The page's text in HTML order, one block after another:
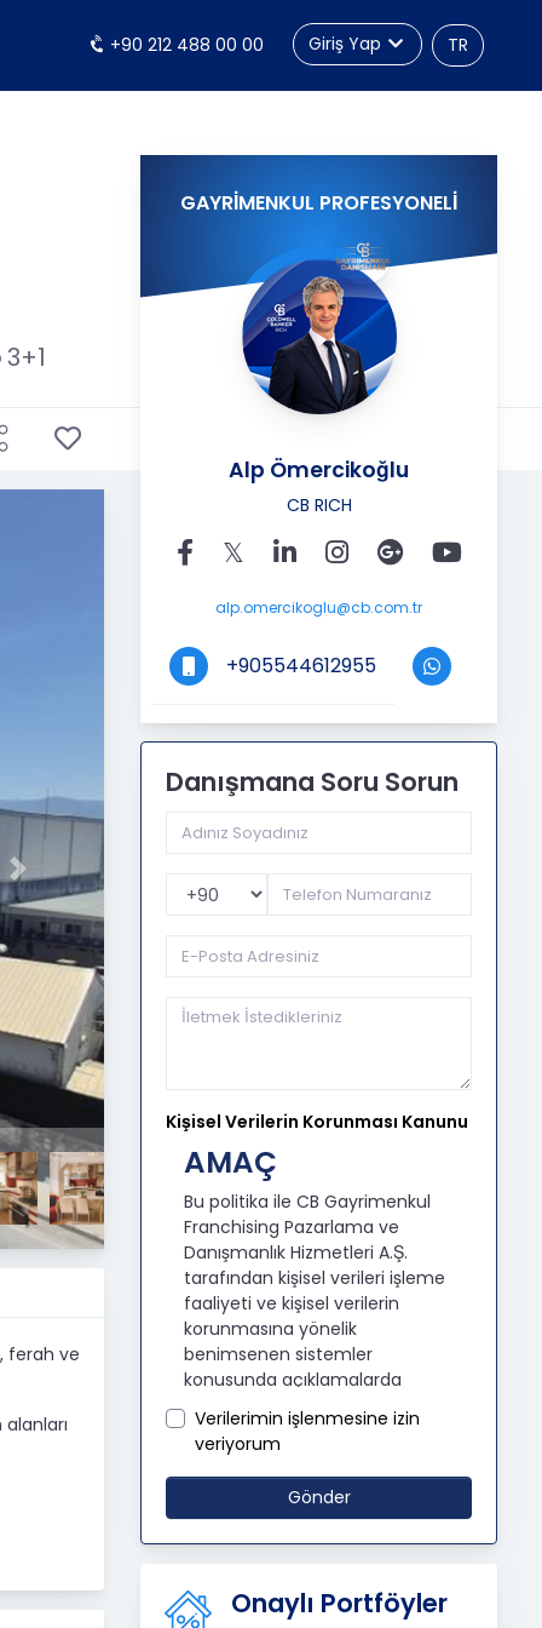
TR
+90 212 488 00 00 Giriş Yap
3+1
Next
ferah ve
GAYRİMENKUL PROFESYONELİ
Alp Ömercikoğlu
CB RICH
alp.omercikoglu@cb.com.tr
+905544612955
Danışmana Soru Sorun
Telefon Kodu
Kişisel Verilerin Korunması Kanunu
AMAÇ
Bu politika ile CB Gayrimenkul
Franchising Pazarlama ve
Danışmanlık Hizmetleri A.Ş.
tarafından kişisel verileri işleme
faaliyeti ve kişisel verilerin
korunmasına yönelik
benimsenen sistemler
konusunda açıklamalarda
ortaklarımız, mevcut ve aday
çalışanlarımız, mevcut ve
potansiyel müşterilerimiz, şirket
hissedarlarımız, ziyaretçilerimiz
bilgilendirilerek şeffaflığın
Verilerimin işlenmesine izin
veriyorum
Gönder
Onaylı Portföyler